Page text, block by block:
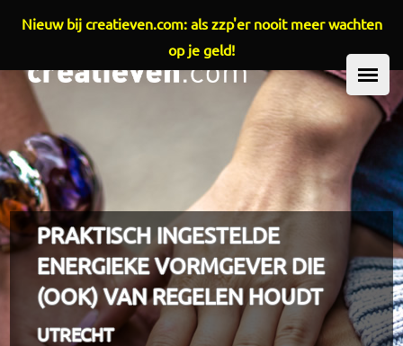
Overslaan en naar de inhoud gaan
HOOFDMENU
PRAKTISCH INGESTELDE
ENERGIEKE VORMGEVER DIE
(OOK) VAN REGELEN HOUDT
UTRECHT
Nieuw bij creatieven.com: als zzp'er nooit meer wachten
op je geld!